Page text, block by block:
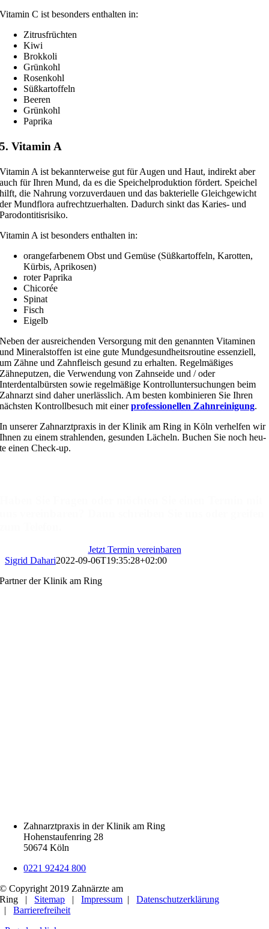
Vitamin C ist beson­ders ent­hal­ten in:
Zitrusfrüchten
Kiwi
Brokkoli
Grünkohl
Rosenkohl
Süßkartoffeln
Beeren
Grünkohl
Paprika
5. Vitamin A
Vitamin A ist bekann­ter­wei­se gut für Augen und Haut, indi­rekt aber
auch für Ihren Mund, da es die Speichelproduktion för­dert. Speichel
hilft, die Nahrung vor­zu­ver­dau­en und das bak­te­ri­el­le Gleichgewicht
der Mundflora auf­recht­zu­er­hal­ten. Dadurch sinkt das Karies- und
Parodontitisrisiko.
Vitamin A ist beson­ders ent­hal­ten in:
oran­ge­far­be­nem Obst und Gemüse (Süßkartoffeln, Karotten,
Kürbis, Aprikosen)
roter Paprika
Chicorée
Spinat
Fisch
Eigelb
Neben der aus­rei­chen­den Versorgung mit den genann­ten Vitaminen
und Mineralstoffen ist eine gute Mundgesundheitsroutine essen­zi­ell,
um Zähne und Zahnfleisch gesund zu erhal­ten. Regelmäßiges
Zähneputzen, die Verwendung von Zahnseide und / oder
Interdentalbürsten sowie regel­mä­ßi­ge Kontrolluntersuchungen beim
Zahnarzt sind daher uner­läss­lich. Am bes­ten kom­bi­nie­ren Sie Ihren
nächs­ten Kontrollbesuch mit einerpro­fes­sio­nel­len Zahnreinigung.
In unse­rer Zahnarztpraxis in der Klinik am Ring in Köln ver­hel­fen wir
Ihnen zu einem strah­len­den, gesun­den Lächeln. Buchen Sie noch heu­
te einen Check-up.
Jetzt Termin vereinbaren
Sigrid Dahari2022-09-06T19:35:28+02:00
Partner der Klinik am Ring
Zahnarztpraxis in der Klinik am Ring
Hohenstaufenring 28
50674 Köln
0221 92424 800
© Copyright 2019 Zahnärzte am
Ring | Sitemap |Impressum |Datenschutzerklärung
|Barrierefreiheit